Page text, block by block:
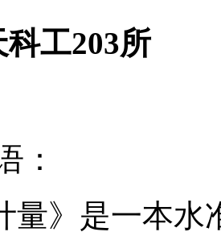
科工203所
：
量》是一本水